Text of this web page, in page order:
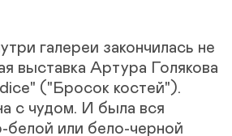
галереи закончилась не
выставка Артура Голякова
("Бросок костей").
с чудом. И была вся
белой или бело-черной